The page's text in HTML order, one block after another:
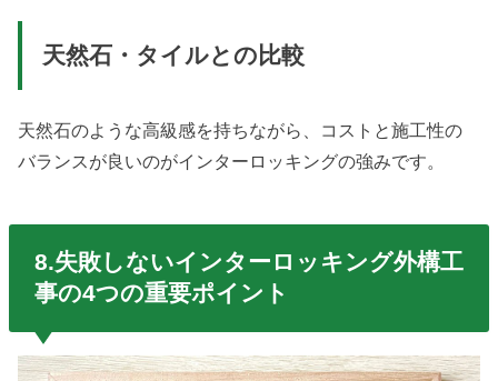
天然石・タイルとの比較
天然石のような高級感を持ちながら、コストと施工性の
バランスが良いのがインターロッキングの強みです。
8.失敗しないインターロッキング外構工
事の4つの重要ポイント